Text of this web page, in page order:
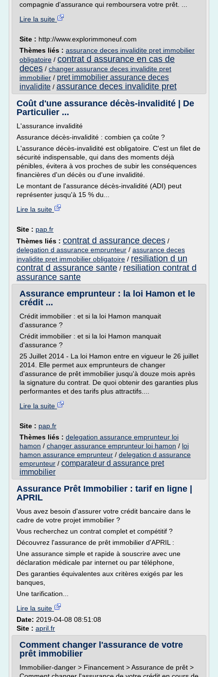
compagnie d'assurance qui remboursera votre prêt. ...
Lire la suite
Site : http://www.explorimmoneuf.com
Thèmes liés : assurance deces invalidite pret immobilier
obligatoire / contrat d assurance en cas de
deces / changer assurance deces invalidite pret
immobilier / pret immobilier assurance deces
invalidite / assurance deces invalidite pret
Coût d'une assurance décès-invalidité | De
Particulier ...
L'assurance invalidité
Assurance décès-invalidité : combien ça coûte ?
L'assurance décès-invalidité est obligatoire. C'est un filet de
sécurité indispensable, qui dans des moments déjà
pénibles, évitera à vos proches de subir les conséquences
financières d'un décès ou d'une invalidité.
Le montant de l'assurance décès-invalidité (ADI) peut
représenter jusqu'à 15 % du...
Lire la suite
Site : pap.fr
Thèmes liés : contrat d assurance deces /
delegation d assurance emprunteur / assurance deces
invalidite pret immobilier obligatoire / resiliation d un
contrat d assurance sante / resiliation contrat d
assurance sante
Assurance emprunteur : la loi Hamon et le
crédit ...
Crédit immobilier : et si la loi Hamon manquait
d'assurance ?
Crédit immobilier : et si la loi Hamon manquait
d'assurance ?
25 Juillet 2014 - La loi Hamon entre en vigueur le 26 juillet
2014. Elle permet aux emprunteurs de changer
d'assurance de prêt immobilier jusqu'à douze mois après
la signature du contrat. De quoi obtenir des garanties plus
performantes et des tarifs plus attractifs....
Lire la suite
Site : pap.fr
Thèmes liés : delegation assurance emprunteur loi
hamon / changer assurance emprunteur loi hamon / loi
hamon assurance emprunteur / delegation d assurance
emprunteur / comparateur d assurance pret
immobilier
Assurance Prêt Immobilier : tarif en ligne |
APRIL
Vous avez besoin d'assurer votre crédit bancaire dans le
cadre de votre projet immobilier ?
Vous recherchez un contrat complet et compétitif ?
Découvrez l'assurance de prêt immobilier d'APRIL :
Une assurance simple et rapide à souscrire avec une
déclaration médicale par internet ou par téléphone,
Des garanties équivalentes aux critères exigés par les
banques,
Une tarification...
Lire la suite
Date: 2019-04-08 08:51:08
Site : april.fr
Comment changer l'assurance de votre
prêt immobilier
Immobilier-danger > Financement > Assurance de prêt >